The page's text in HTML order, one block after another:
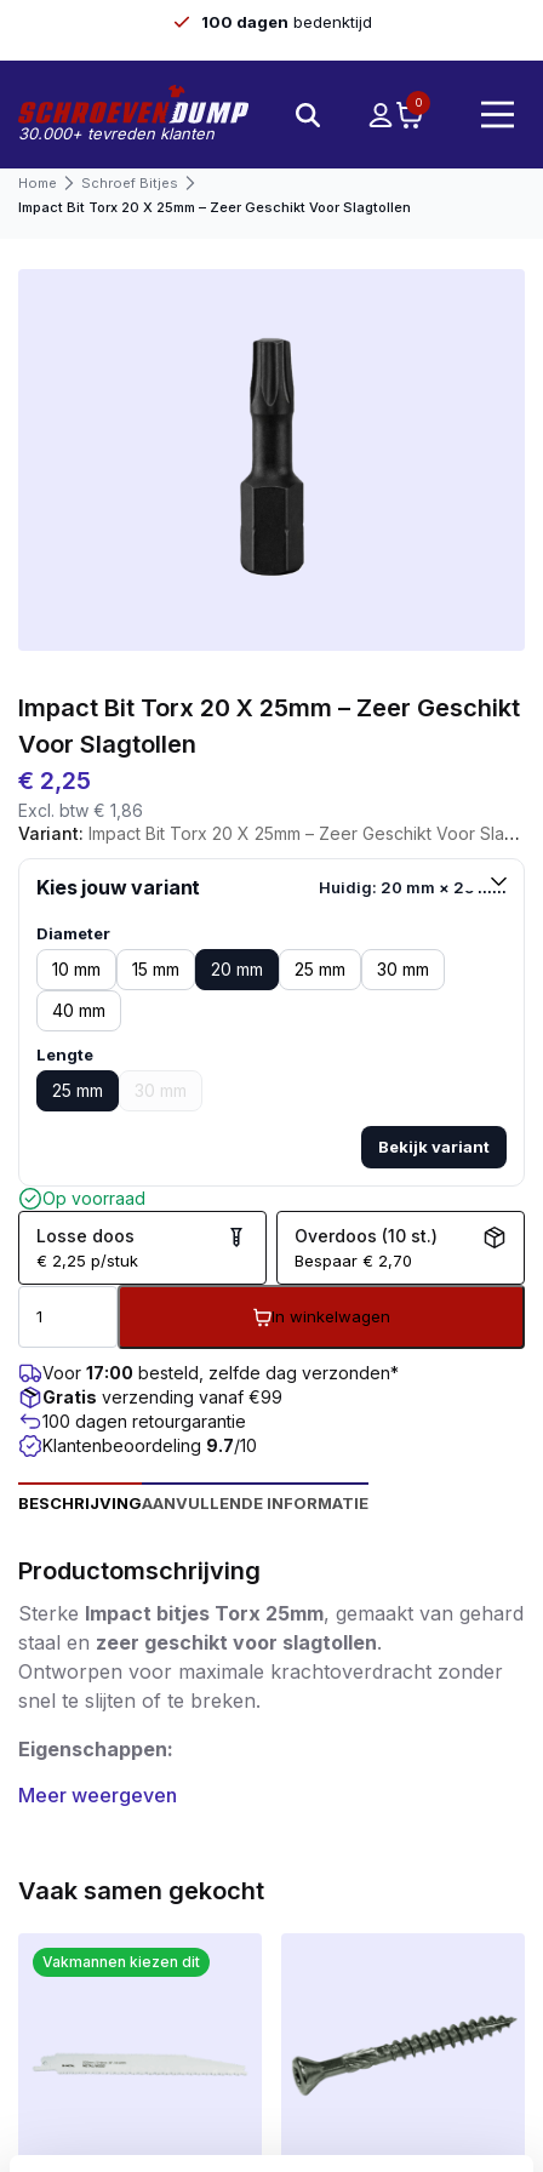
100 dagen bedenktijd
30.000+ tevreden klanten
0
Home
Schroef Bitjes
Impact Bit Torx 20 X 25mm – Zeer Geschikt Voor Slagtollen
Impact Bit Torx 20 X 25mm – Zeer Geschikt
Voor Slagtollen
€ 2,25
Excl. btw € 1,86
Variant: Impact Bit Torx 20 X 25mm – Zeer Geschikt Voor Slagtollen
Kies jouw variant Huidig: 20 mm × 25 mm
Diameter
10 mm 15 mm 20 mm 25 mm
30 mm
40 mm
Lengte
25 mm 30 mm
Bekijk variant
Op voorraad
Losse doos
€ 2,25 p/stuk
Overdoos (10 st.)
Bespaar€ 2,70
In winkelwagen
Voor 17:00 besteld, zelfde dag verzonden*
Gratis verzending vanaf €99
100 dagen retourgarantie
Klantenbeoordeling 9.7/10
BESCHRIJVINGAANVULLENDE INFORMATIE
Productomschrijving
Sterke Impact bitjes Torx 25mm, gemaakt van gehard
staal en zeer geschikt voor slagtollen.
Ontworpen voor maximale krachtoverdracht zonder
snel te slijten of te breken.
Eigenschappen:
Lengte: 25mm
Gemaakt vanhoogwaardig impactstaal
Zeer geschikt voor slagtollen en
slagschroevendraaiers
Voor professioneel en intensief gebruik
Meer weergeven
Vaak samen gekocht
Vakmannen kiezen dit